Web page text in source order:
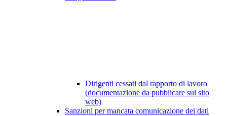
Dirigenti cessati dal rapporto di lavoro
(documentazione da pubblicare sul sito
web)
Sanzioni per mancata comunicazione dei dati